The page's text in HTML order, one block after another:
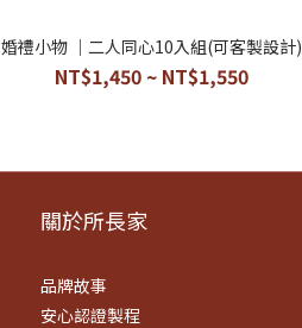
婚禮小物 ｜二人同心10入組(可客製設計)
NT$1,450 ~ NT$1,550
關於所長​家
品牌故事
安心認證製程